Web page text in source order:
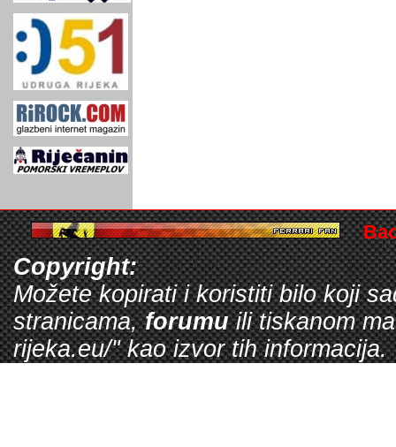
Copyright:
Možete kopirati i koristiti bilo koji
stranicama,forumuili tiskanom
rijeka.eu/" kao izvor tih